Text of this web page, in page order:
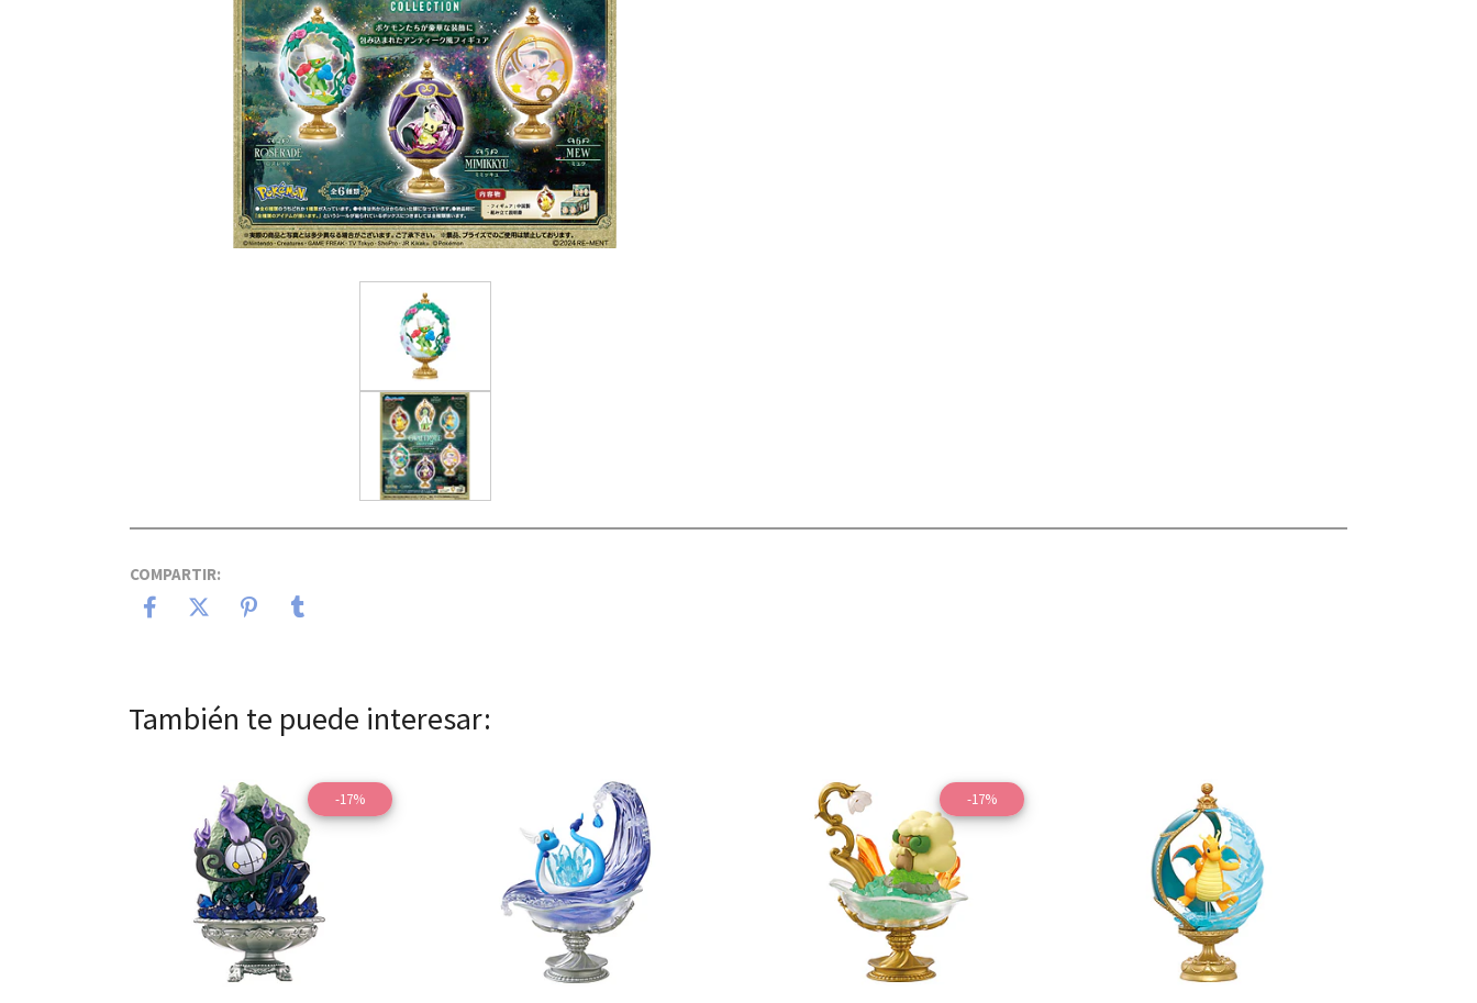
COMPARTIR:
También te puede interesar:
-17%
Ver detalles Ver detalles
-17%
Ver detalles